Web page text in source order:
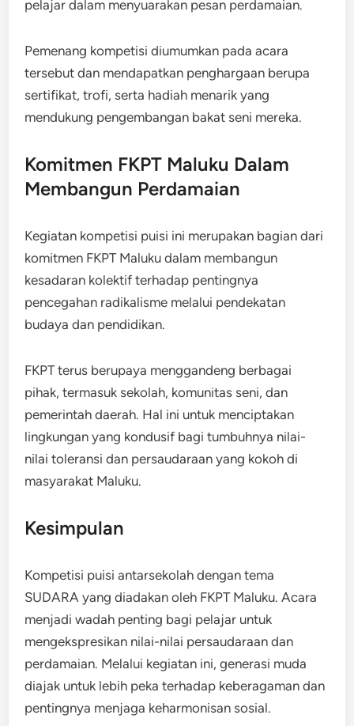
pelajar dalam menyuarakan pesan perdamaian.
Pemenang kompetisi diumumkan pada acara
tersebut dan mendapatkan penghargaan berupa
sertifikat, trofi, serta hadiah menarik yang
mendukung pengembangan bakat seni mereka.
Komitmen FKPT Maluku Dalam
Membangun Perdamaian
Kegiatan kompetisi puisi ini merupakan bagian dari
komitmen FKPT Maluku dalam membangun
kesadaran kolektif terhadap pentingnya
pencegahan radikalisme melalui pendekatan
budaya dan pendidikan.
FKPT terus berupaya menggandeng berbagai
pihak, termasuk sekolah, komunitas seni, dan
pemerintah daerah. Hal ini untuk menciptakan
lingkungan yang kondusif bagi tumbuhnya nilai-
nilai toleransi dan persaudaraan yang kokoh di
masyarakat Maluku.
Kesimpulan
Kompetisi puisi antarsekolah dengan tema
SUDARA yang diadakan oleh FKPT Maluku. Acara
menjadi wadah penting bagi pelajar untuk
mengekspresikan nilai-nilai persaudaraan dan
perdamaian. Melalui kegiatan ini, generasi muda
diajak untuk lebih peka terhadap keberagaman dan
pentingnya menjaga keharmonisan sosial.